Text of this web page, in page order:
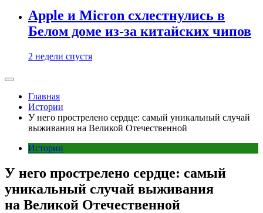
Apple и Micron схлестнулись в
Белом доме из-за китайских чипов
2 недели спустя
Главная
Истории
У него прострелено сердце: самый уникальный случай
выживания на Великой Отечественной
Истории
У него прострелено сердце: самый
уникальный случай выживания
на Великой Отечественной